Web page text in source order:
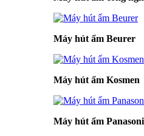
Máy hút ẩm Beurer
Máy hút ẩm Kosmen
Máy hút ẩm